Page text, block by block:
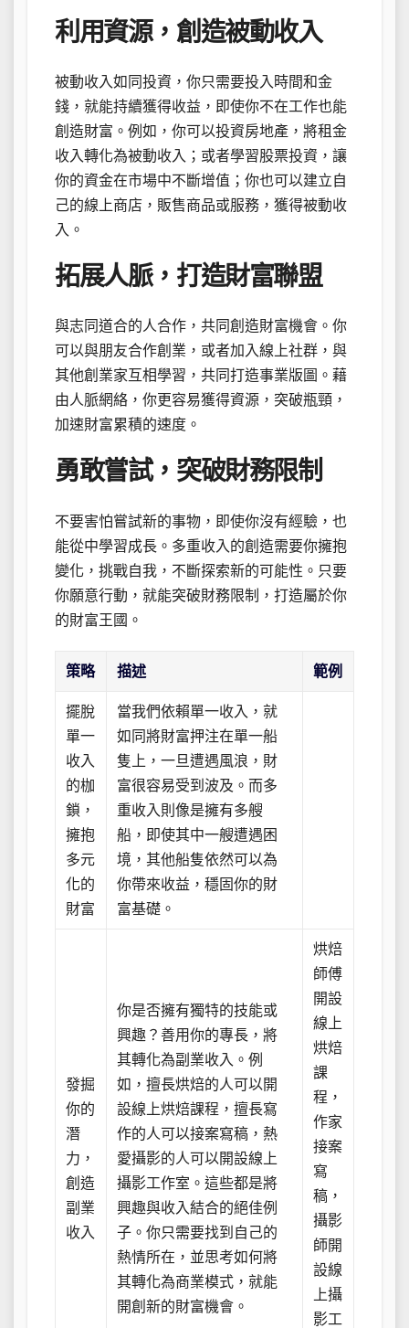
利用資源，創造被動收入
被動收入如同投資，你只需要投入時間和金
錢，就能持續獲得收益，即使你不在工作也能
創造財富。例如，你可以投資房地產，將租金
收入轉化為被動收入；或者學習股票投資，讓
你的資金在市場中不斷增值；你也可以建立自
己的線上商店，販售商品或服務，獲得被動收
入。
拓展人脈，打造財富聯盟
與志同道合的人合作，共同創造財富機會。你
可以與朋友合作創業，或者加入線上社群，與
其他創業家互相學習，共同打造事業版圖。藉
由人脈網絡，你更容易獲得資源，突破瓶頸，
加速財富累積的速度。
勇敢嘗試，突破財務限制
不要害怕嘗試新的事物，即使你沒有經驗，也
能從中學習成長。多重收入的創造需要你擁抱
變化，挑戰自我，不斷探索新的可能性。只要
你願意行動，就能突破財務限制，打造屬於你
的財富王國。
策略 描述 範例
擺脫
單一
收入
的枷
鎖，
擁抱
多元
化的
財富
當我們依賴單一收入，就
如同將財富押注在單一船
隻上，一旦遭遇風浪，財
富很容易受到波及。而多
重收入則像是擁有多艘
船，即使其中一艘遭遇困
境，其他船隻依然可以為
你帶來收益，穩固你的財
富基礎。
發掘
你的
潛
力，
創造
副業
收入
你是否擁有獨特的技能或
興趣？善用你的專長，將
其轉化為副業收入。例
如，擅長烘焙的人可以開
設線上烘焙課程，擅長寫
作的人可以接案寫稿，熱
愛攝影的人可以開設線上
攝影工作室。這些都是將
興趣與收入結合的絕佳例
子。你只需要找到自己的
熱情所在，並思考如何將
其轉化為商業模式，就能
開創新的財富機會。
烘焙
師傅
開設
線上
烘焙
課
程，
作家
接案
寫
稿，
攝影
師開
設線
上攝
影工